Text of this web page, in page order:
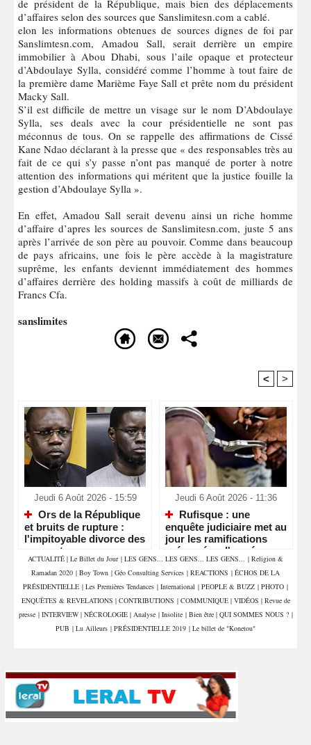
de président de la République, mais bien des déplacements
d’affaires selon des sources que Sanslimitesn.com a cablé.
elon les informations obtenues de sources dignes de foi par
Sanslimtesn.com, Amadou Sall, serait derrière un empire
immobilier à Abou Dhabi, sous l’aile opaque et protecteur
d’Abdoulaye Sylla, considéré comme l’homme à tout faire de
la première dame Marième Faye Sall et prête nom du président
Macky Sall.
S’il est difficile de mettre un visage sur le nom D’Abdoulaye
Sylla, ses deals avec la cour présidentielle ne sont pas
méconnus de tous. On se rappelle des affirmations de Cissé
Kane Ndao déclarant à la presse que « des responsables très au
fait de ce qui s’y passe n’ont pas manqué de porter à notre
attention des informations qui méritent que la justice fouille la
gestion d’Abdoulaye Sylla ».
En effet, Amadou Sall serait devenu ainsi un riche homme
d’affaire d’apres les sources de Sanslimitesn.com, juste 5 ans
après l’arrivée de son père au pouvoir. Comme dans beaucoup
de pays africains, une fois le père accède à la magistrature
suprême, les enfants deviennt immédiatement des hommes
d’affaires derrière des holding massifs à coût de milliards de
Francs Cfa.
sanslimites
< >
Jeudi 6 Août 2026 - 15:59
Ors de la République
et bruits de rupture :
l'impitoyable divorce des
sommets
Jeudi 6 Août 2026 - 11:36
Rufisque : une
enquête judiciaire met au
jour les ramifications
présumées d'un réseau
de sextorsion, de
proxénétisme et de trafic
de stupéfiants
ACTUALITÉ | Le Billet du Jour | LES GENS... LES GENS... LES GENS... | Religion &
Ramadan 2020 | Boy Town | Géo Consulting Services | REACTIONS | ÉCHOS DE LA
PRÉSIDENTIELLE | Les Premières Tendances | International | PEOPLE & BUZZ | PHOTO |
ENQUÊTES & REVELATIONS | CONTRIBUTIONS | COMMUNIQUE | VIDÉOS | Revue de
presse | INTERVIEW | NÉCROLOGIE | Analyse | Insolite | Bien être | QUI SOMMES NOUS ? |
PUB | Lu Ailleurs | PRÉSIDENTIELLE 2019 | Le billet de "Konetou"